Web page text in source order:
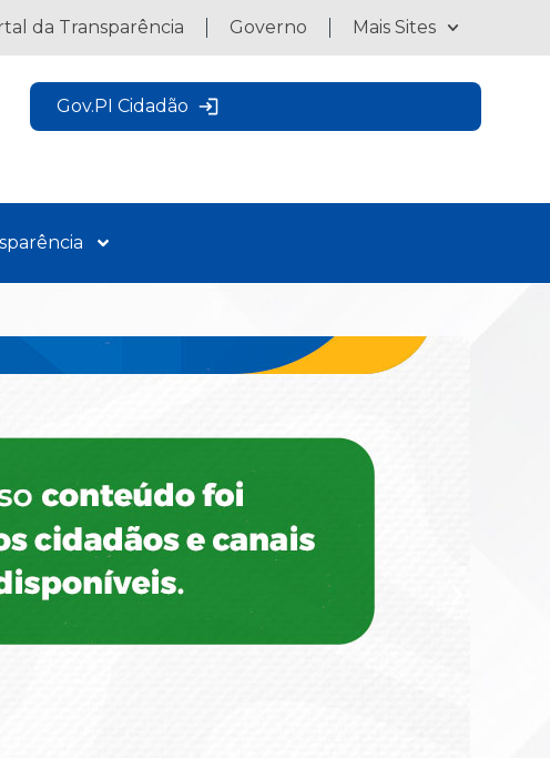
da Transparência Governo Mais Sites
Gov.PI Cidadão